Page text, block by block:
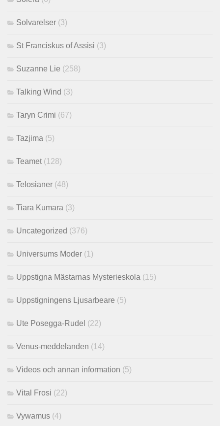
Solvarelser (3)
St Franciskus of Assisi (3)
Suzanne Lie (258)
Talking Wind (3)
Taryn Crimi (67)
Tazjima (5)
Teamet (128)
Telosianer (48)
Tiara Kumara (3)
Uncategorized (376)
Universums Moder (1)
Uppstigna Mästarnas Mysterieskola (15)
Uppstigningens Ljusarbeare (5)
Ute Posegga-Rudel (22)
Venus-meddelanden (14)
Videos och annan information (5)
Vital Frosi (22)
Vywamus (4)